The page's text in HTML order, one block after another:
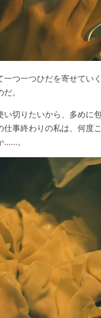
一つ一つひだを寄せてい
。
い切りたいから、多めに
仕事終わりの私は、何度
……。